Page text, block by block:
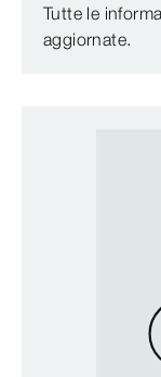
Tutte le
aggiornate.